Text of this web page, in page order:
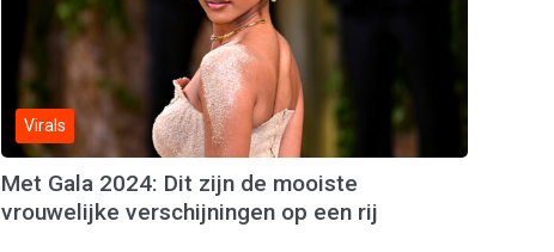
Virals
Met Gala 2024: Dit zijn de mooiste
vrouwelijke verschijningen op een rij